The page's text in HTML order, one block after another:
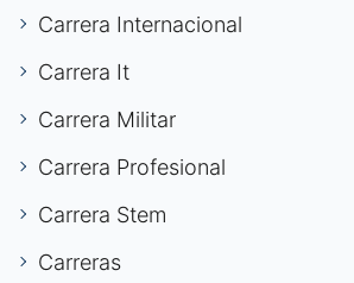
Carrera Internacional
Carrera It
Carrera Militar
Carrera Profesional
Carrera Stem
Carreras